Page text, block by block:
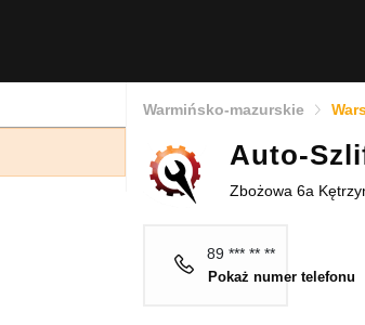
Warmińsko-mazurskie
Auto-
Zbożowa 6a
89 *** ** **
Pokaż numer telefonu